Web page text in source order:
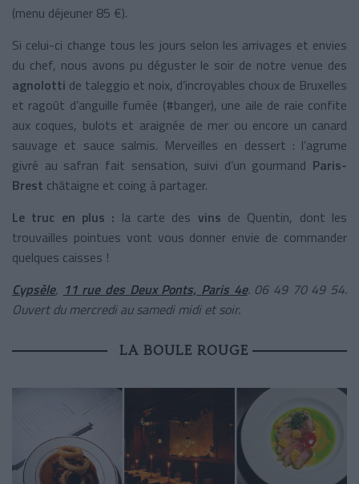
(menu déjeuner 85 €).
Si celui-ci change tous les jours selon les arrivages et envies
du chef, nous avons pu déguster le soir de notre venue des
agnolotti de taleggio et noix, d’incroyables choux de Bruxelles
et ragoût d’anguille fumée (#banger), une aile de raie confite
aux coques, bulots et araignée de mer ou encore un canard
sauvage et sauce salmis. Merveilles en dessert : l’agrume
givré au safran fait sensation, suivi d’un gourmand Paris-
Brest châtaigne et coing à partager.
Le truc en plus : la carte des vins de Quentin, dont les
trouvailles pointues vont vous donner envie de commander
quelques caisses !
Cypsèle, 11 rue des Deux Ponts, Paris 4e. 06 49 70 49 54.
Ouvert du mercredi au samedi midi et soir.
LA BOULE ROUGE